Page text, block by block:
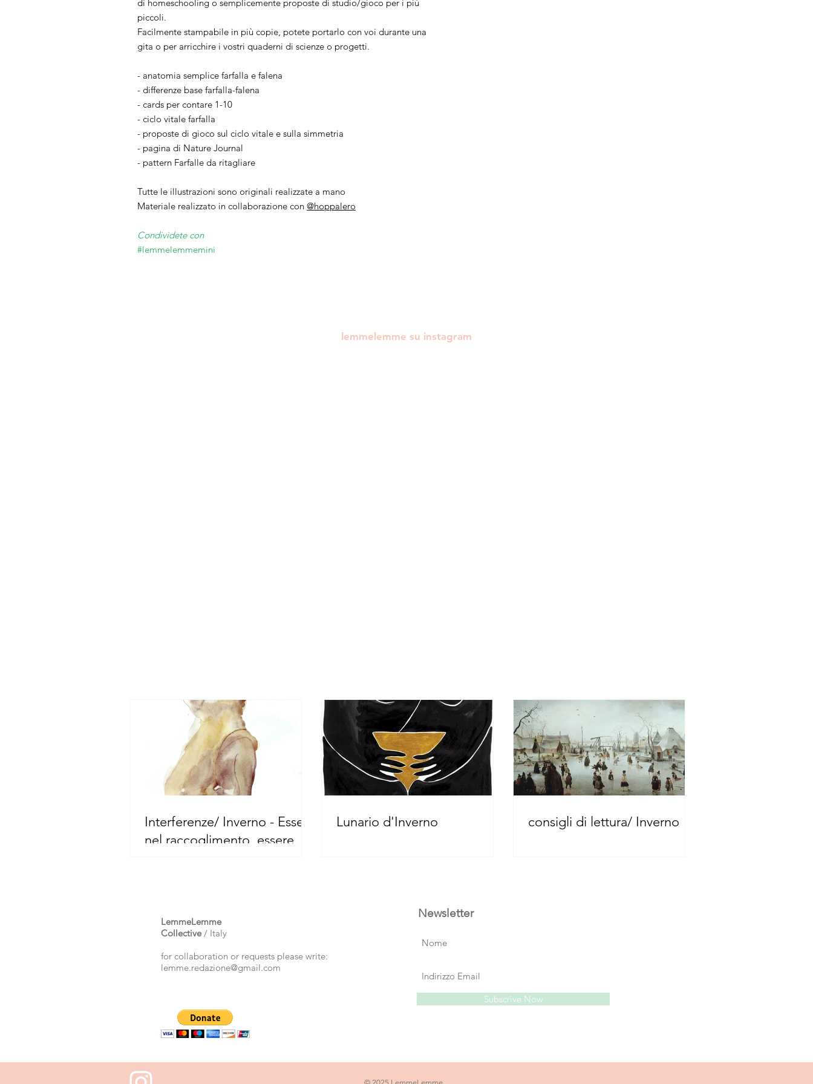
di homeschooling o semplicemente proposte di studio/gioco per i più
piccoli.
Facilmente stampabile in più copie, potete portarlo con voi durante una
gita o per arricchire i vostri quaderni di scienze o progetti.
- anatomia semplice farfalla e falena
- differenze base farfalla-falena
- cards per contare 1-10
- ciclo vitale farfalla
- proposte di gioco sul ciclo vitale e sulla simmetria
- pagina di Nature Journal
- pattern Farfalle da ritagliare
Tutte le illustrazioni sono originali realizzate a mano
Materiale realizzato in collaborazione con @hoppalero
Condividete con
#lemmelemmemini
lemmelemme su instagram
Interferenze/ Inverno - Essere
nel raccoglimento, essere nel
Lunario d'Inverno consigli di lettura/ Inverno
LemmeLemme
Collective / Italy
for collaboration or requests please write:
lemme.redazione@gmail.com
Newsletter
Subscrive Now